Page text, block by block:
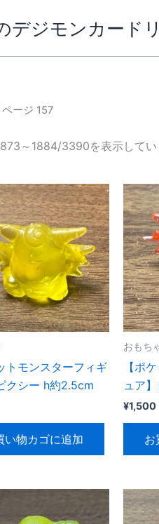
デジモンカード
ページ 157
～1884/3390を表示してい
トモンスターフィギ
クシー h約2.5cm
い物カゴに追加
おもち
【ポ
ュア
¥1,500
お